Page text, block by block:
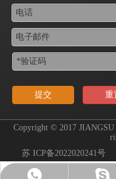
提交 重
Copyright © 2017
苏 ICP备2022020241号